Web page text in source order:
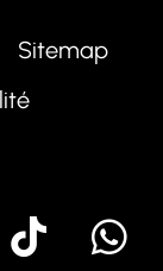
Sitemap
Youtube
Tik